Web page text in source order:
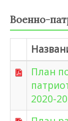
Военно-
План
2020-